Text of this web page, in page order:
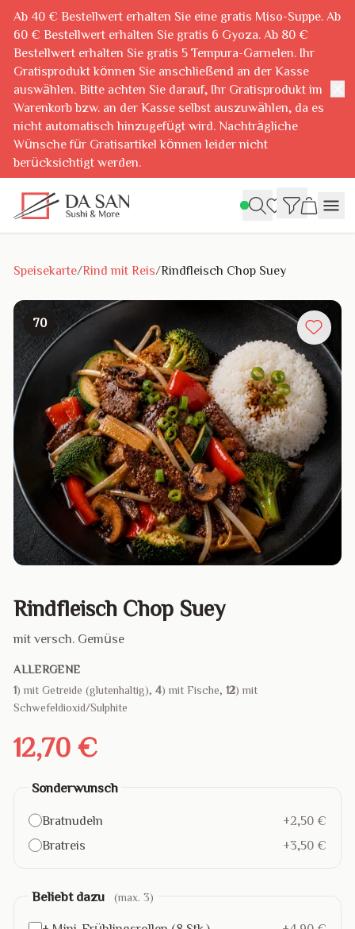
Ab 40 € Bestellwert erhalten Sie eine gratis Miso-Suppe. Ab
60 € Bestellwert erhalten Sie gratis 6 Gyoza. Ab 80 €
Bestellwert erhalten Sie gratis 5 Tempura-Garnelen. Ihr
Gratisprodukt können Sie anschließend an der Kasse
auswählen. Bitte achten Sie darauf, Ihr Gratisprodukt im
Warenkorb bzw. an der Kasse selbst auszuwählen, da es
nicht automatisch hinzugefügt wird. Nachträgliche
Wünsche für Gratisartikel können leider nicht
berücksichtigt werden.
Speisekarte/Rind mit Reis/Rindfleisch Chop Suey
70
Rindfleisch Chop Suey
mit versch. Gemüse
ALLERGENE
1) mit Getreide (glutenhaltig),4) mit Fische,12) mit
Schwefeldioxid/Sulphite
12,70 €
Sonderwunsch
Bratnudeln
+2,50 €
Bratreis
+3,50 €
Beliebt dazu (max. 3)